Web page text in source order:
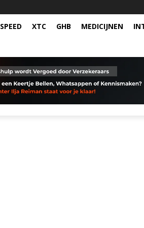
SPEED XTC GHB MEDICIJNEN